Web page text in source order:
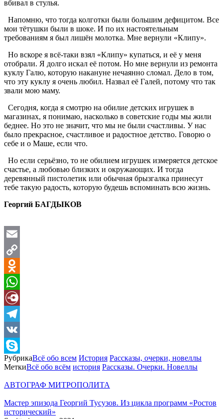
вбивал в стулья.
Напомню, что тогда колготки были большим дефицитом. Все
мои тётушки были в шоке. И по их настоятельным
требованиям я был лишён молотка. Мне вернули «Клипу».
Но вскоре я всё-таки взял «Клипу» купаться, и её у меня
отобрали. Я долго искал её потом. Но мне вернули из ремонта
куклу Галю, которую накануне нечаянно сломал. Дело в том,
что эту куклу я очень любил. Назвал её Галей, потому что так
звали мою маму.
Сегодня, когда я смотрю на обилие детских игрушек в
магазинах, я понимаю, насколько в советские годы мы жили
беднее. Но это не значит, что мы не были счастливы. У нас
было прекрасное, счастливое и радостное детство. Говорю о
себе и о Маше, если что.
Но если серьёзно, то не обилием игрушек измеряется детское
счастье, а любовью близких и окружающих. И тогда
деревянный пистолетик или обычная брызгалка принесут
тебе такую радость, которую будешь вспоминать всю жизнь.
Георгий БАГДЫКОВ
Email
Copy
Link
Odnoklassniki
WhatsApp
Diary.Ru
Telegram
VK
Skype
РубрикаВсё обо всем История Рассказы, очерки, новеллы
МеткиВсё обо всём история Рассказы. Очерки. Новеллы
АВТОГРАФ МИТРОПОЛИТА
Мастер эпизода Георгий Тусузов. Из цикла программ «Ростов
исторический»